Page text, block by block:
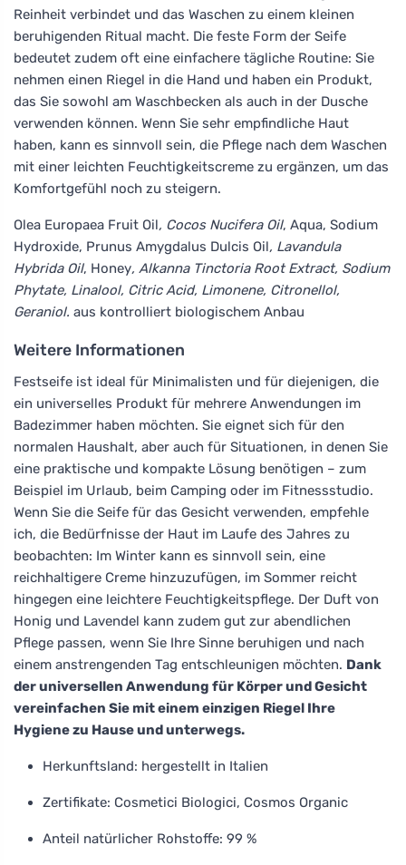
Reinheit verbindet und das Waschen zu einem kleinen
beruhigenden Ritual macht. Die feste Form der Seife
bedeutet zudem oft eine einfachere tägliche Routine: Sie
nehmen einen Riegel in die Hand und haben ein Produkt,
das Sie sowohl am Waschbecken als auch in der Dusche
verwenden können. Wenn Sie sehr empfindliche Haut
haben, kann es sinnvoll sein, die Pflege nach dem Waschen
mit einer leichten Feuchtigkeitscreme zu ergänzen, um das
Komfortgefühl noch zu steigern.
Olea Europaea Fruit Oil, Cocos Nucifera Oil, Aqua, Sodium
Hydroxide, Prunus Amygdalus Dulcis Oil, Lavandula
Hybrida Oil, Honey, Alkanna Tinctoria Root Extract, Sodium
Phytate, Linalool, Citric Acid, Limonene, Citronellol,
Geraniol. aus kontrolliert biologischem Anbau
Weitere Informationen
Festseife ist ideal für Minimalisten und für diejenigen, die
ein universelles Produkt für mehrere Anwendungen im
Badezimmer haben möchten. Sie eignet sich für den
normalen Haushalt, aber auch für Situationen, in denen Sie
eine praktische und kompakte Lösung benötigen – zum
Beispiel im Urlaub, beim Camping oder im Fitnessstudio.
Wenn Sie die Seife für das Gesicht verwenden, empfehle
ich, die Bedürfnisse der Haut im Laufe des Jahres zu
beobachten: Im Winter kann es sinnvoll sein, eine
reichhaltigere Creme hinzuzufügen, im Sommer reicht
hingegen eine leichtere Feuchtigkeitspflege. Der Duft von
Honig und Lavendel kann zudem gut zur abendlichen
Pflege passen, wenn Sie Ihre Sinne beruhigen und nach
einem anstrengenden Tag entschleunigen möchten. Dank
der universellen Anwendung für Körper und Gesicht
vereinfachen Sie mit einem einzigen Riegel Ihre
Hygiene zu Hause und unterwegs.
Herkunftsland: hergestellt in Italien
Zertifikate: Cosmetici Biologici, Cosmos Organic
Anteil natürlicher Rohstoffe: 99 %